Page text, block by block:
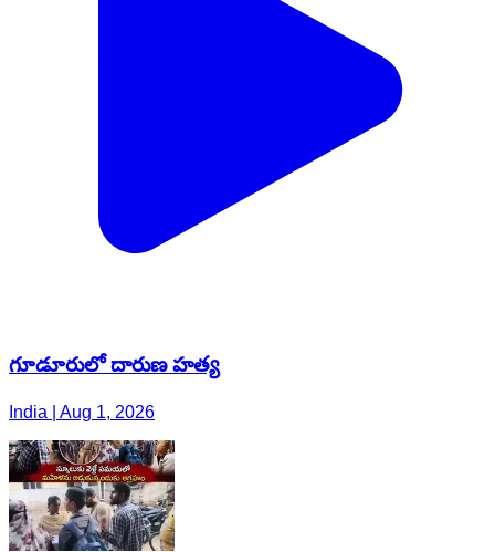
గూడూరులో దారుణ హత్య
India | Aug 1, 2026